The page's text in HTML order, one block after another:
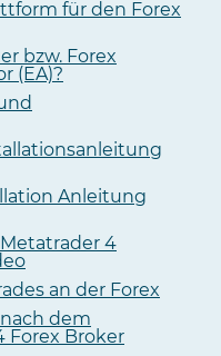
für den Forex
bzw. Forex
(EA)?
Anleitung
4
an der Forex
dem
Forex Broker